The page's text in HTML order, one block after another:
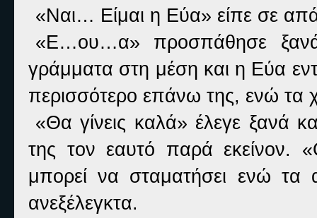
«Ναι… Είμαι η Εύα» είπε σε
«Ε…ου…α» προσπάθησε
γράμματα στη μέση και η Εύα
περισσότερο επάνω της, ενώ τα
«Θα γίνεις καλά» έλεγε ξανά
της τον εαυτό παρά εκείνον.
μπορεί να σταματήσει ενώ τα
ανεξέλεγκτα.